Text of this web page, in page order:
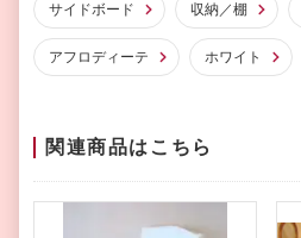
サイドボード 収納／棚
アフロディーテ ホワイト
関連商品はこちら